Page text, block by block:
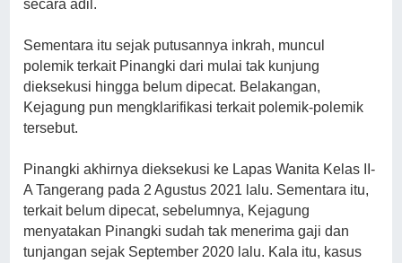
secara adil.
Sementara itu sejak putusannya inkrah, muncul
polemik terkait Pinangki dari mulai tak kunjung
dieksekusi hingga belum dipecat. Belakangan,
Kejagung pun mengklarifikasi terkait polemik-polemik
tersebut.
Pinangki akhirnya dieksekusi ke Lapas Wanita Kelas II-
A Tangerang pada 2 Agustus 2021 lalu. Sementara itu,
terkait belum dipecat, sebelumnya, Kejagung
menyatakan Pinangki sudah tak menerima gaji dan
tunjangan sejak September 2020 lalu. Kala itu, kasus